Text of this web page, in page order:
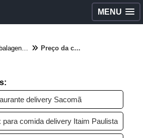
MENU
Embalagens diversas - Categoria Preço da caixa box para lanches delivery Brasilândia
delivery Sacomã
comida delivery Itaim Paulista